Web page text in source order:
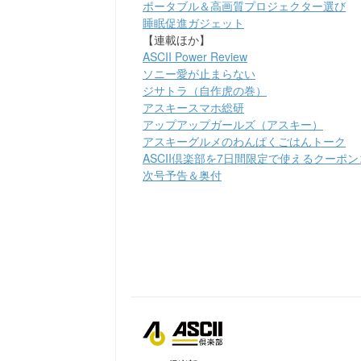
ポータブル＆高画質プロジェクター選び
睡眠促進ガジェット
【連載ほか】
ASCII Power Review
ソニー愛が止まらない
ジサトラ（自作虎の巻）
アスキースマホ総研
アップアップガールズ（アスキー）
アスキーグルメのわんぱくごはんトーク
ASCII倶楽部を7日間限定で使えるクーポ
次号予告＆奥付